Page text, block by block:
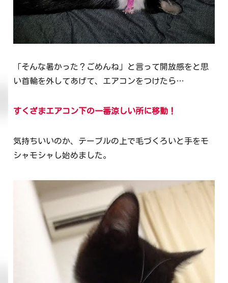
「そんな暑かった？ごめんね」と言って開放感をと思
い首輪を外してあげて、エアコンをつけたら…
すくざまエアコン下の一番涼しい所に移動！
気持ちいいのか、テーブルの上で毛づくろいと手をモ
シャモシャし始めました。